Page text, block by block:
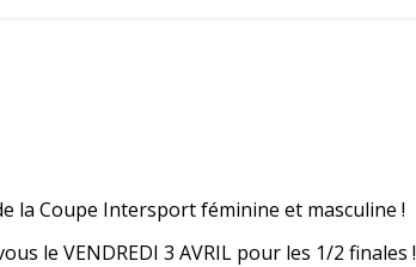
la Coupe Intersport féminine et masculine !
le VENDREDI 3 AVRIL pour les 1/2 finales !